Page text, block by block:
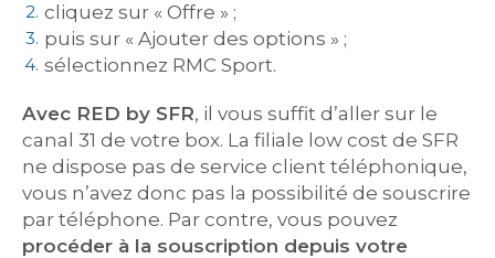
cliquez sur « Offre » ;
puis sur « Ajouter des options » ;
sélectionnez RMC Sport.
Avec RED by SFR, il vous suffit d’aller sur le
canal 31 de votre box. La filiale low cost de SFR
ne dispose pas de service client téléphonique,
vous n’avez donc pas la possibilité de souscrire
par téléphone. Par contre, vous pouvez
procéder à la souscription depuis votre